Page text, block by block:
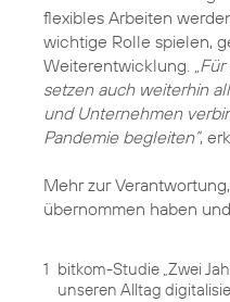
flexibles Arbeiten
wichtige Rolle spielen,
Weiterentwicklung.
setzen auch weiterhin
und Unternehmen
Pandemie begleiten“,
Mehr zur
übernommen haben
1 bitkom-Studie „Zwei
unseren Alltag